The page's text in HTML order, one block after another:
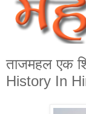
ताजमहल एक
History In